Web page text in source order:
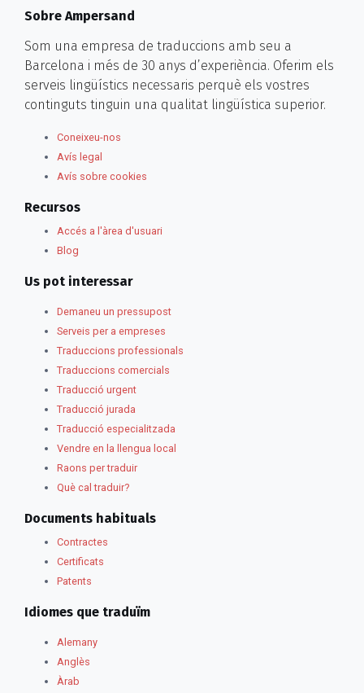
Sobre Ampersand
Som una empresa de traduccions amb seu a
Barcelona i més de 30 anys d’experiència. Oferim els
serveis lingüístics necessaris perquè els vostres
continguts tinguin una qualitat lingüística superior.
Coneixeu-nos
Avís legal
Avís sobre cookies
Recursos
Accés a l'àrea d'usuari
Blog
Us pot interessar
Demaneu un pressupost
Serveis per a empreses
Traduccions professionals
Traduccions comercials
Traducció urgent
Traducció jurada
Traducció especialitzada
Vendre en la llengua local
Raons per traduir
Què cal traduir?
Documents habituals
Contractes
Certificats
Patents
Idiomes que traduïm
Alemany
Anglès
Àrab